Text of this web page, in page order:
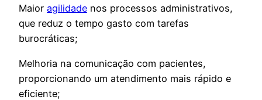
Maior agilidade nos processos administrativos,
que reduz o tempo gasto com tarefas
burocráticas;
Melhoria na comunicação com pacientes,
proporcionando um atendimento mais rápido e
eficiente;